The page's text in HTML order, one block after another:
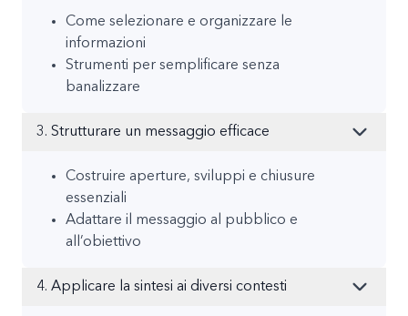
Come selezionare e organizzare le
informazioni
Strumenti per semplificare senza
banalizzare
3. Strutturare un messaggio efficace
Costruire aperture, sviluppi e chiusure
essenziali
Adattare il messaggio al pubblico e
all’obiettivo
4. Applicare la sintesi ai diversi contesti